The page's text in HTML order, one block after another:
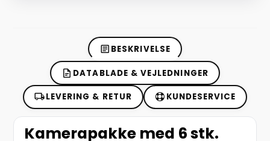
BESKRIVELSE
DATABLADE & VEJLEDNINGER
LEVERING & RETUR KUNDESERVICE
Kamerapakke med 6 stk.